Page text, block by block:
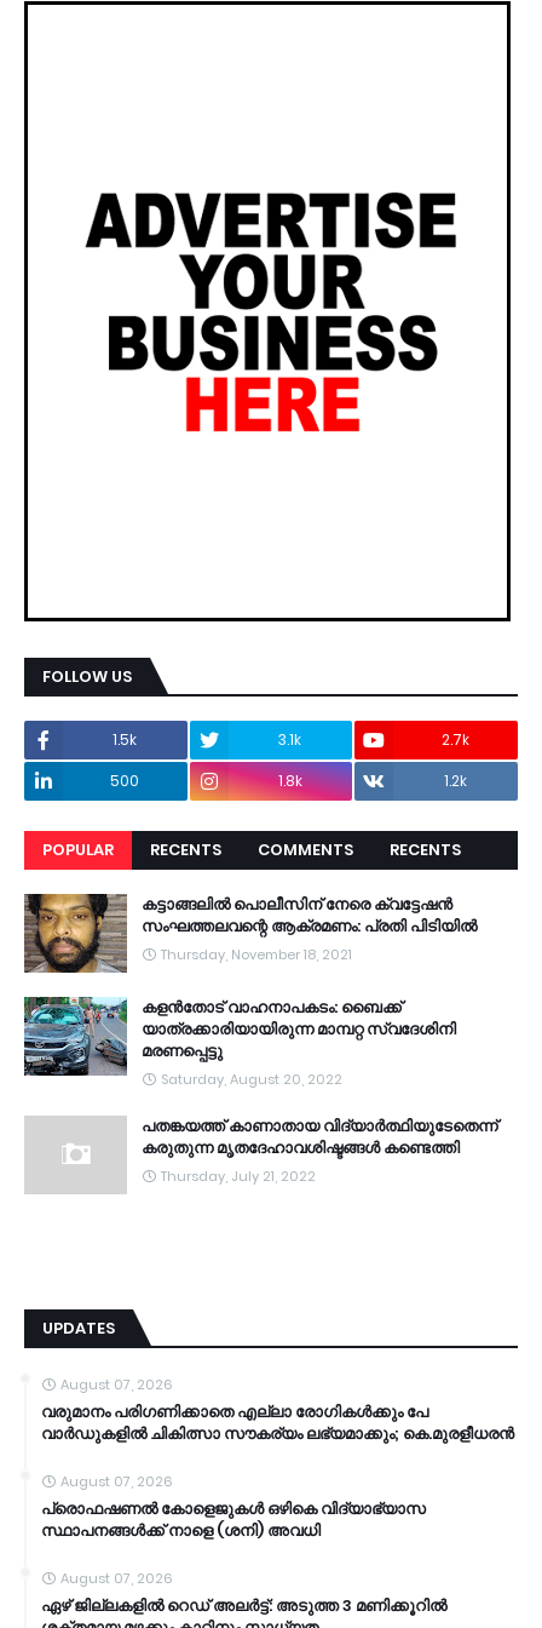
FOLLOW US
1.5k 3.1k
2.7k
500
1.8k 1.2k
POPULAR RECENTS COMMENTS RECENTS
കട്ടാങ്ങലിൽ പൊലീസിന് നേരെ ക്വട്ടേഷൻ
സംഘത്തലവന്റെ ആക്രമണം: പ്രതി പിടിയിൽ
Thursday, November 18, 2021
കളൻതോട് വാഹനാപകടം: ബൈക്ക്
യാത്രക്കാരിയായിരുന്ന മാമ്പറ്റ സ്വദേശിനി
മരണപ്പെട്ടു
Saturday, August 20, 2022
പതങ്കയത്ത് കാണാതായ വിദ്യാർത്ഥിയുടേതെന്ന്
കരുതുന്ന മൃതദേഹാവശിഷ്ടങ്ങൾ കണ്ടെത്തി
Thursday, July 21, 2022
UPDATES
August 07, 2026
വരുമാനം പരിഗണിക്കാതെ എല്ലാ രോഗികൾക്കും പേ
വാർഡുകളിൽ ചികിത്സാ സൗകര്യം ലഭ്യമാക്കും; കെ.മുരളീധരൻ
August 07, 2026
പ്രൊഫഷണൽ കോളെജുകൾ ഒഴികെ വിദ്യാഭ്യാസ
സ്ഥാപനങ്ങൾക്ക് നാളെ (ശനി) അവധി
August 07, 2026
ഏഴ് ജില്ലകളില്‍ റെഡ് അലര്‍ട്ട്: അടുത്ത 3 മണിക്കൂറിൽ